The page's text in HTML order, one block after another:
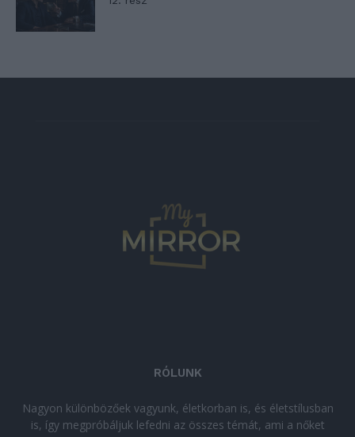
RÓLUNK
Nagyon különbözőek vagyunk, életkorban is, és életstílusban
is, így megpróbáljuk lefedni az összes témát, ami a nőket